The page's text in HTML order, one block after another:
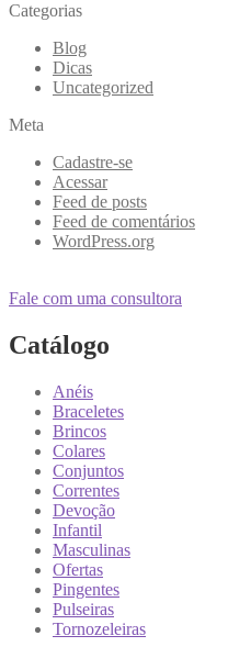
Categorias
Blog
Dicas
Uncategorized
Meta
Cadastre-se
Acessar
Feed de posts
Feed de comentários
WordPress.org
Fale com uma consultora
Catálogo
Anéis
Braceletes
Brincos
Colares
Conjuntos
Correntes
Devoção
Infantil
Masculinas
Ofertas
Pingentes
Pulseiras
Tornozeleiras